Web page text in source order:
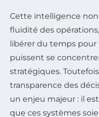
Cette intelligence
fluidité des
libérer du temps pour
puissent se
stratégiques.
transparence des
un enjeu majeur : il
que ces systèmes